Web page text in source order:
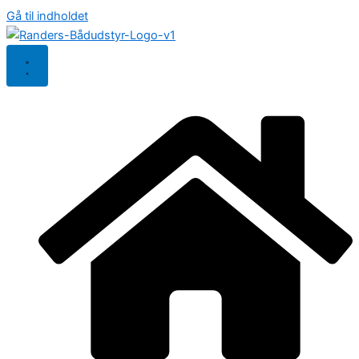
Gå til indholdet